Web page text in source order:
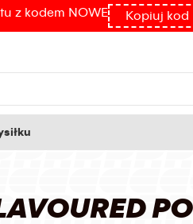
z kodem NOWE Kopiuj kod